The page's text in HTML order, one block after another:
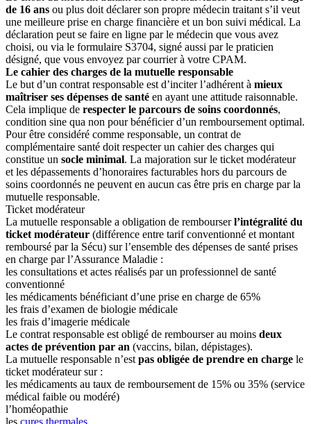
de 16 ans ou plus doit déclarer son propre médecin traitant s’il veut
une meilleure prise en charge financière et un bon suivi médical. La
déclaration peut se faire en ligne par le médecin que vous avez
choisi, ou via le formulaire S3704, signé aussi par le praticien
désigné, que vous envoyez par courrier à votre CPAM.
Le cahier des charges de la mutuelle responsable
Le but d’un contrat responsable est d’inciter l’adhérent à mieux
maîtriser ses dépenses de santé en ayant une attitude raisonnable.
Cela implique de respecter le parcours de soins coordonnés,
condition sine qua non pour bénéficier d’un remboursement optimal.
Pour être considéré comme responsable, un contrat de
complémentaire santé doit respecter un cahier des charges qui
constitue un socle minimal. La majoration sur le ticket modérateur
et les dépassements d’honoraires facturables hors du parcours de
soins coordonnés ne peuvent en aucun cas être pris en charge par la
mutuelle responsable.
Ticket modérateur
La mutuelle responsable a obligation de rembourserl’intégralité du
ticket modérateur (différence entre tarif conventionné et montant
remboursé par la Sécu) sur l’ensemble des dépenses de santé prises
en charge par l’Assurance Maladie :
les consultations et actes réalisés par un professionnel de santé
conventionné
les médicaments bénéficiant d’une prise en charge de 65%
les frais d’examen de biologie médicale
les frais d’imagerie médicale
Le contrat responsable est obligé de rembourser au moins deux
actes de prévention par an (vaccins, bilan, dépistages).
La mutuelle responsable n’est pas obligée de prendre en charge le
ticket modérateur sur :
les médicaments au taux de remboursement de 15% ou 35% (service
médical faible ou modéré)
l’homéopathie
les cures thermales